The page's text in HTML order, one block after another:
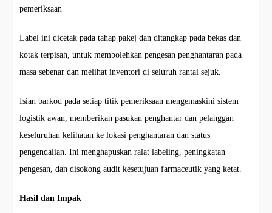
pemeriksaan
Label ini dicetak pada tahap pakej dan ditangkap pada bekas dan
kotak terpisah, untuk membolehkan pengesan penghantaran pada
masa sebenar dan melihat inventori di seluruh rantai sejuk.
Isian barkod pada setiap titik pemeriksaan mengemaskini sistem
logistik awan, memberikan pasukan penghantar dan pelanggan
keseluruhan kelihatan ke lokasi penghantaran dan status
pengendalian. Ini menghapuskan ralat labeling, peningkatan
pengesan, dan disokong audit kesetujuan farmaceutik yang ketat.
Hasil dan Impak